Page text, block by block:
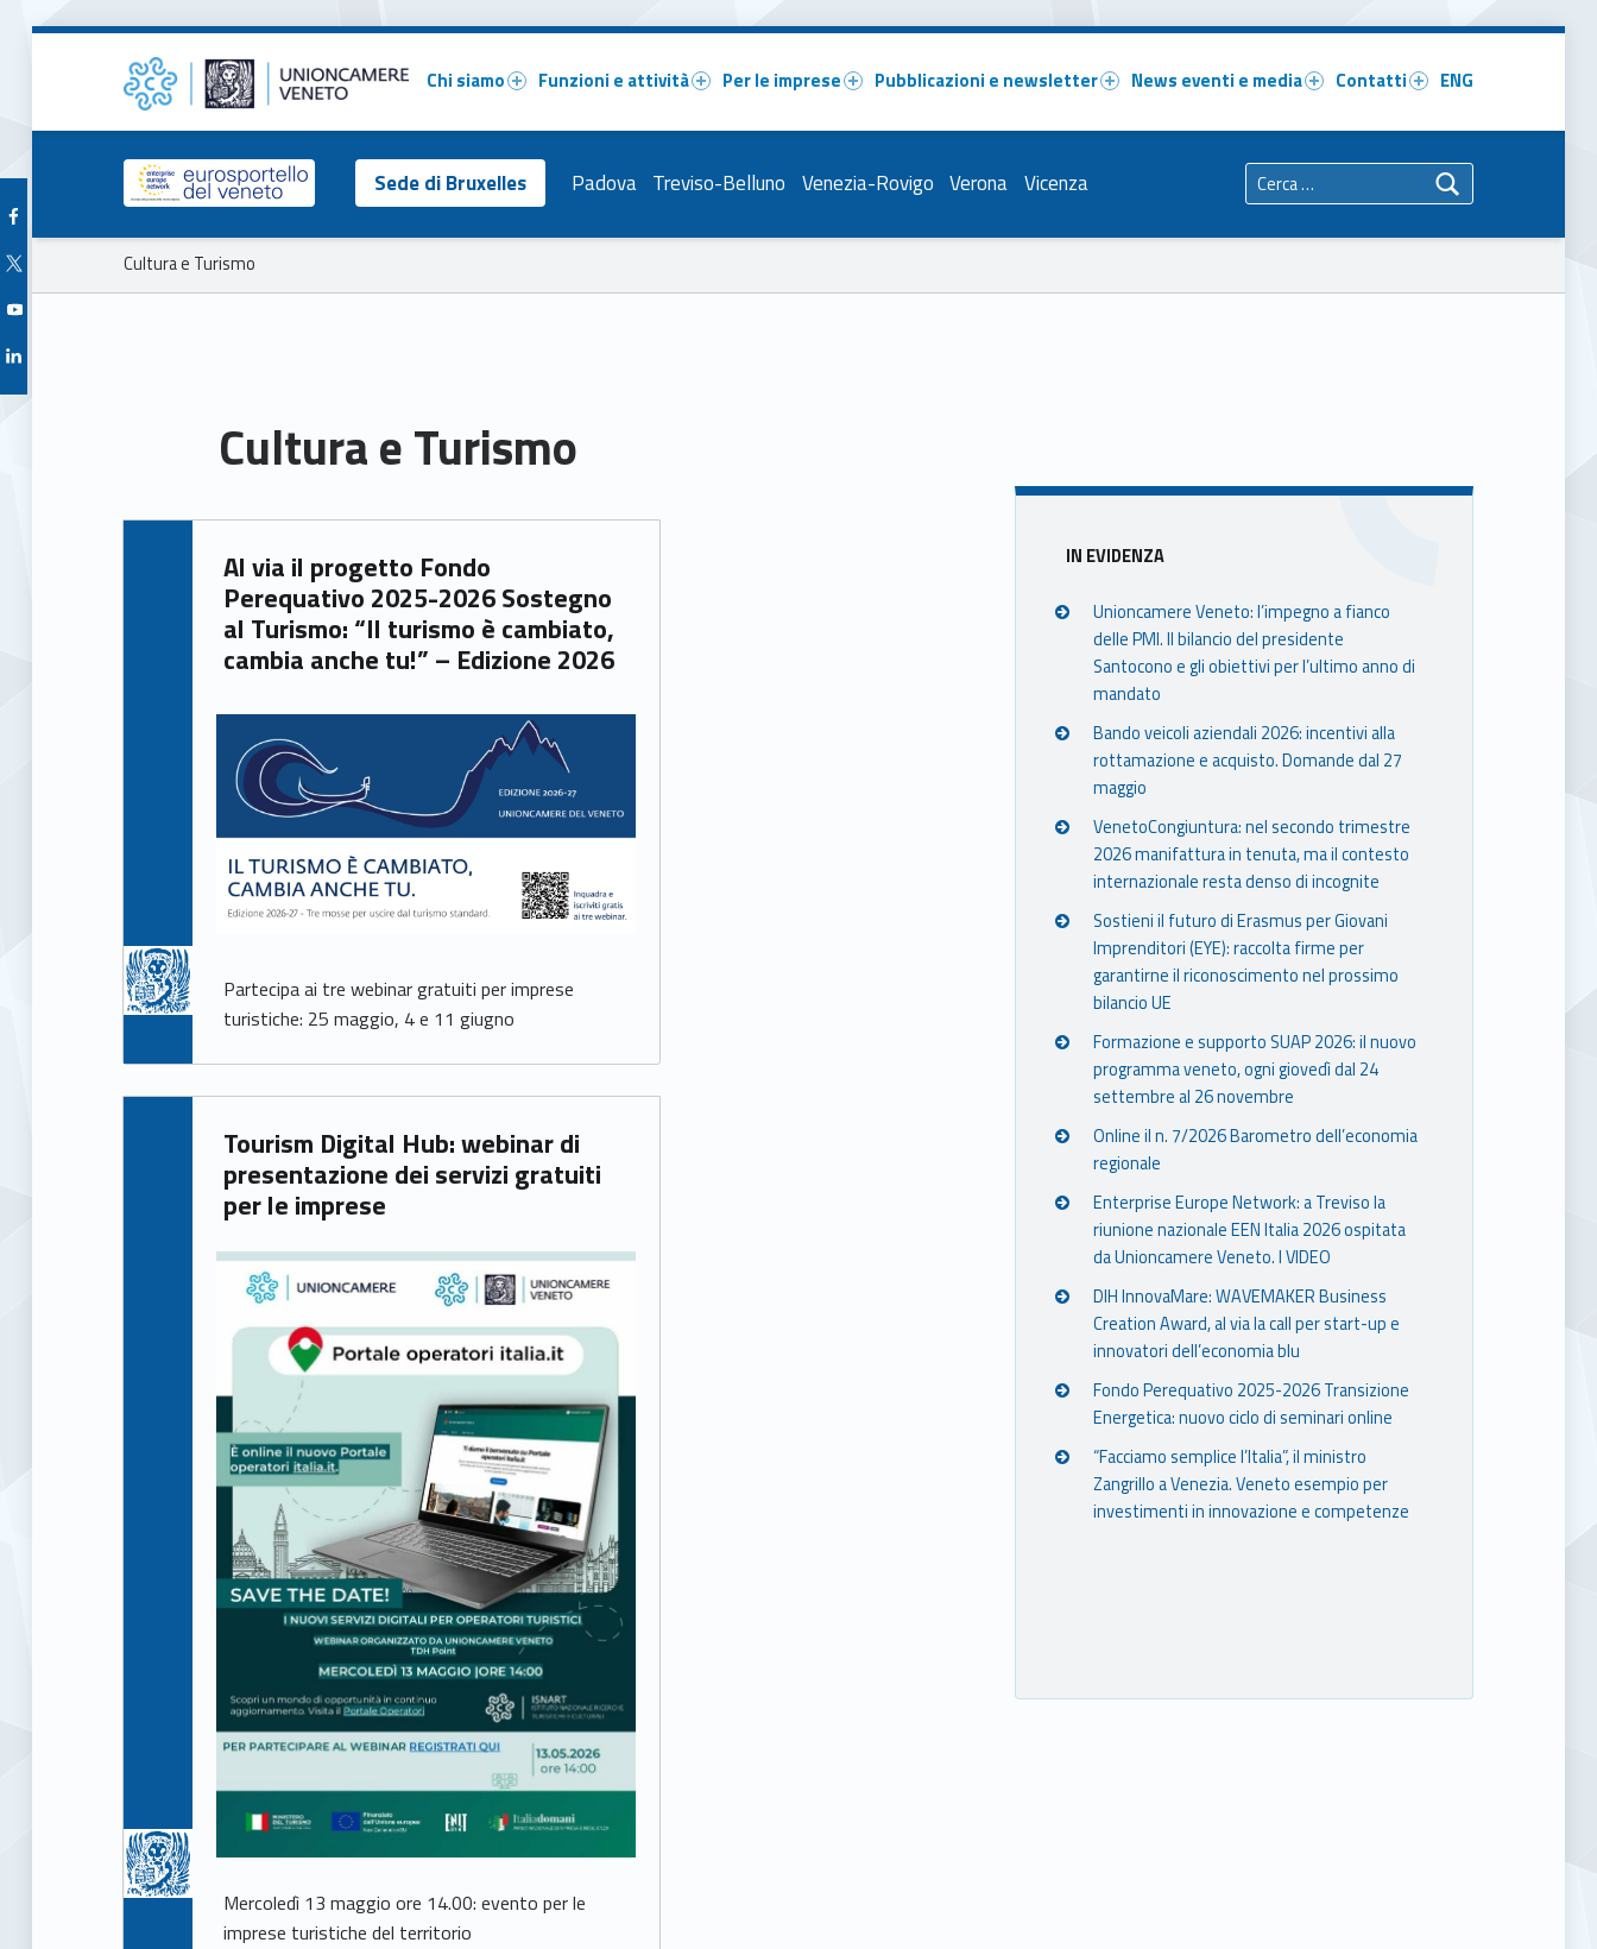
Cultura e Turismo – Unioncamere del Veneto Unioncamere del Veneto
Primary Menu
Chi siamo Funzioni e attività Per le imprese Pubblicazioni e newsletter News eventi e media Contatti ENG
Header info sidebar Sede di Bruxelles Padova Treviso-Belluno Venezia-Rovigo Verona Vicenza
Facebook Unioncamere Veneto
Twitter Unioncamere Veneto
Youtube Unioncamere Veneto
Linkedin Unioncamere Veneto
Breadcrumbs navigation
Cultura e Turismo
Cultura e Turismo
C
T
u
r
Al via il progetto Fondo
Perequativo 2025-2026 Sostegno
al Turismo: “Il turismo è cambiato,
cambia anche tu!” – Edizione 2026
Partecipa ai tre webinar gratuiti per imprese
turistiche: 25 maggio, 4 e 11 giugno
Tourism Digital Hub: webinar di
presentazione dei servizi gratuiti
per le imprese
Mercoledì 13 maggio ore 14.00: evento per le
imprese turistiche del territorio
Sidebar
IN EVIDENZA
Unioncamere Veneto: l’impegno a fianco
delle PMI. Il bilancio del presidente
Santocono e gli obiettivi per l’ultimo anno di
mandato
Bando veicoli aziendali 2026: incentivi alla
rottamazione e acquisto. Domande dal 27
maggio
VenetoCongiuntura: nel secondo trimestre
2026 manifattura in tenuta, ma il contesto
internazionale resta denso di incognite
Sostieni il futuro di Erasmus per Giovani
Imprenditori (EYE): raccolta firme per
garantirne il riconoscimento nel prossimo
bilancio UE
Formazione e supporto SUAP 2026: il nuovo
programma veneto, ogni giovedì dal 24
settembre al 26 novembre
Online il n. 7/2026 Barometro dell’economia
regionale
Enterprise Europe Network: a Treviso la
riunione nazionale EEN Italia 2026 ospitata
da Unioncamere Veneto. I VIDEO
DIH InnovaMare: WAVEMAKER Business
Creation Award, al via la call per start-up e
innovatori dell’economia blu
Fondo Perequativo 2025-2026 Transizione
Energetica: nuovo ciclo di seminari online
“Facciamo semplice l’Italia”, il ministro
Zangrillo a Venezia. Veneto esempio per
investimenti in innovazione e competenze